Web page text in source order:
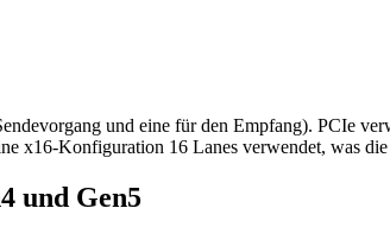
und eine für den Empfang). PCIe
x16-Konfiguration 16 Lanes verwendet, was die
und Gen5